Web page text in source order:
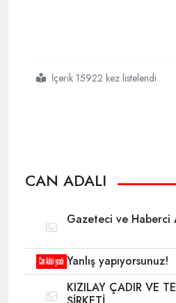
#başörtülü
#olmam
#neyime
#engel
#ki İçerik 15922 kez listelendi
CAN ADALI
Gazeteci ve Haberci
Yanlış yapıyorsunuz!
KIZILAY ÇADIR VE